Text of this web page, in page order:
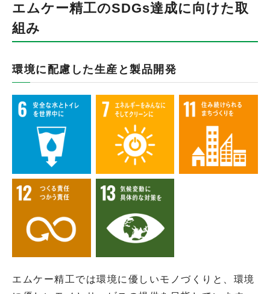
エムケー精工のSDGs達成に向けた取
組み
環境に配慮した生産と製品開発
エムケー精工では環境に優しいモノづくりと、環境